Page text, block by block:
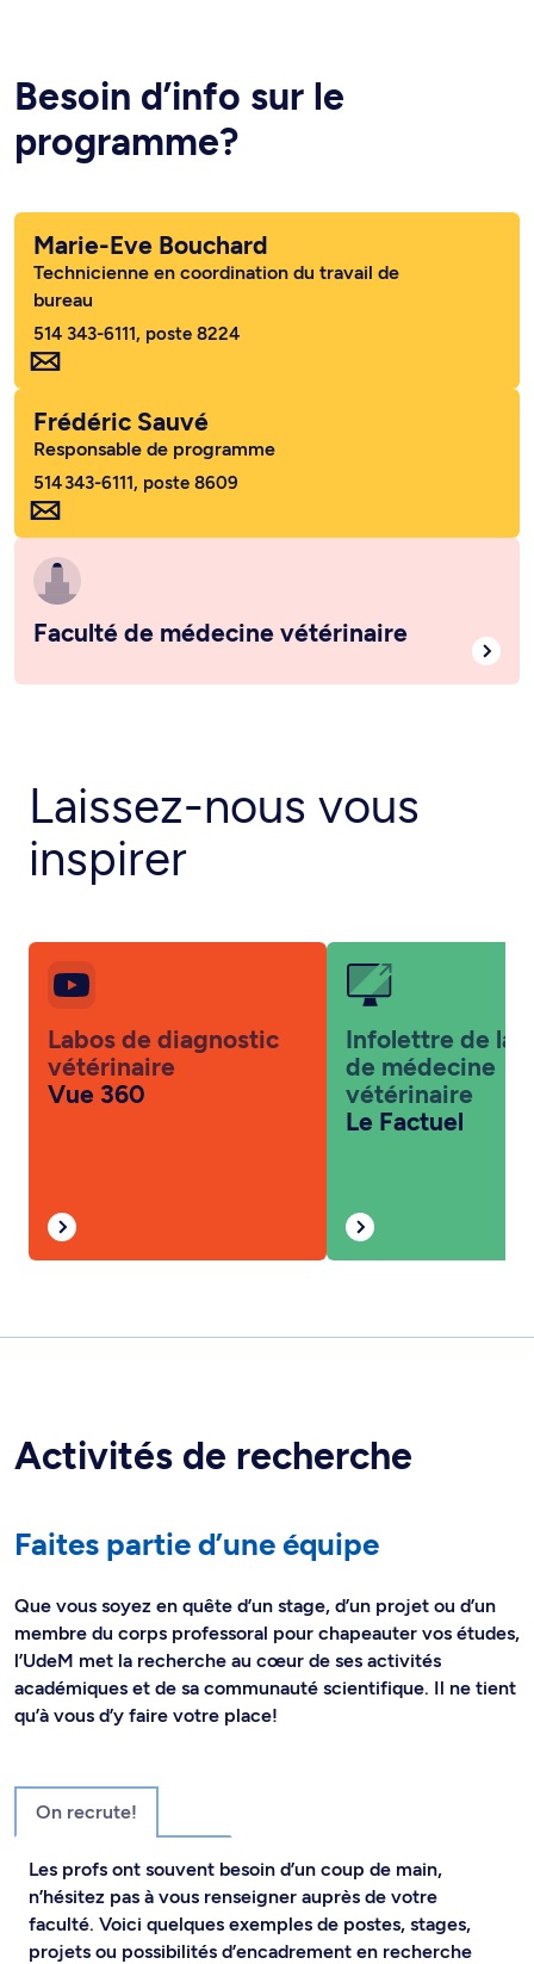
Besoin d’info sur le
programme?
Marie-Eve Bouchard
Technicienne en coordination du travail de
bureau
514 343-6111, poste 8224
Frédéric Sauvé
Responsable de programme
514 343-6111, poste 8609
Faculté de médecine vétérinaire
Laissez-nous vous
inspirer
Labos de diagnostic
vétérinaire
Vue 360
Infolettre de la
de médecine
vétérinaire
Le Factuel
Activités de recherche
Faites partie d’une équipe
Que vous soyez en quête d’un stage, d’un projet ou d’un
membre du corps professoral pour chapeauter vos études,
l’UdeM met la recherche au cœur de ses activités
académiques et de sa communauté scientifique. Il ne tient
qu’à vous d’y faire votre place!
On recrute!
Les profs ont souvent besoin d’un coup de main,
n’hésitez pas à vous renseigner auprès de votre
faculté. Voici quelques exemples de postes, stages,
projets ou possibilités d’encadrement en recherche